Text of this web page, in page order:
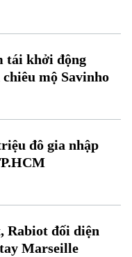
tái khởi động
mộ Savinho
đô gia nhập
Rabiot đối diện
Marseille